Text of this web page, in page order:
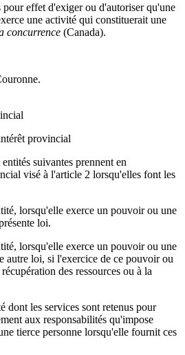
pour effet d'exiger ou d'autoriser qu'une
une activité qui constituerait une
concurrence (Canada).
provincial
suivantes prennent en
visé à l'article 2 lorsqu'elles font les
lorsqu'elle exerce un pouvoir ou une
loi.
lorsqu'elle exerce un pouvoir ou une
autre loi, si l'exercice de ce pouvoir ou
des ressources ou à la
les services sont retenus pour
aux responsabilités qu'impose
tierce personne lorsqu'elle fournit ces